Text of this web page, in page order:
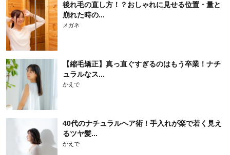
後れ毛の直し方！？おしゃれに見せる位置・量と
崩れた時の...
メガネ
【縮毛矯正】真っ直ぐすぎるのはもう卒業！ナチ
ュラルなス...
かえで
40代のナチュラルヘア術！手入れが楽で若く見え
るツヤ髪...
かえで